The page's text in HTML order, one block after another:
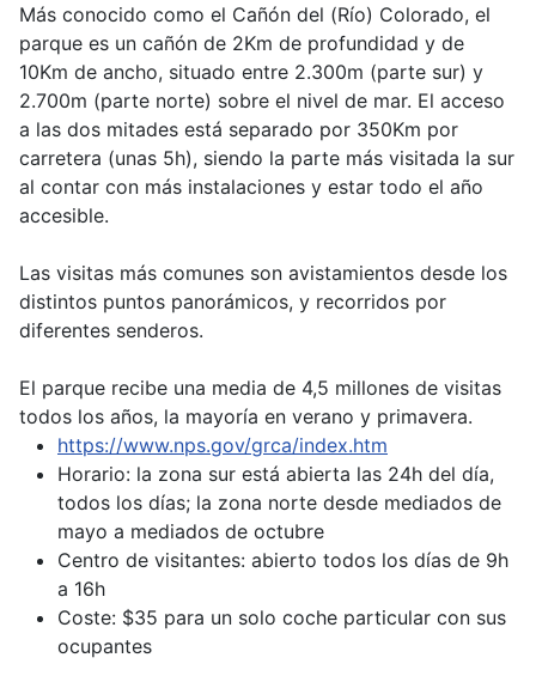
Más conocido como el Cañón del (Río) Colorado, el
parque es un cañón de 2Km de profundidad y de
10Km de ancho, situado entre 2.300m (parte sur) y
2.700m (parte norte) sobre el nivel de mar. El acceso
a las dos mitades está separado por 350Km por
carretera (unas 5h), siendo la parte más visitada la sur
al contar con más instalaciones y estar todo el año
accesible.
Las visitas más comunes son avistamientos desde los
distintos puntos panorámicos, y recorridos por
diferentes senderos.
El parque recibe una media de 4,5 millones de visitas
todos los años, la mayoría en verano y primavera.
https://www.nps.gov/grca/index.htm
Horario: la zona sur está abierta las 24h del día,
todos los días; la zona norte desde mediados de
mayo a mediados de octubre
Centro de visitantes: abierto todos los días de 9h
a 16h
Coste: $35 para un solo coche particular con sus
ocupantes